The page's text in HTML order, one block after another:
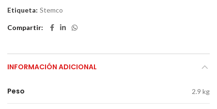
Etiqueta: Stemco
Compartir
INFORMACIÓN ADICIONAL
Peso 2.9 kg